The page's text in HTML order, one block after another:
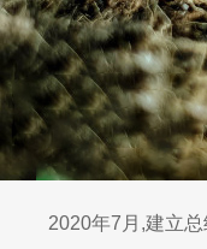
2020年7月,建立